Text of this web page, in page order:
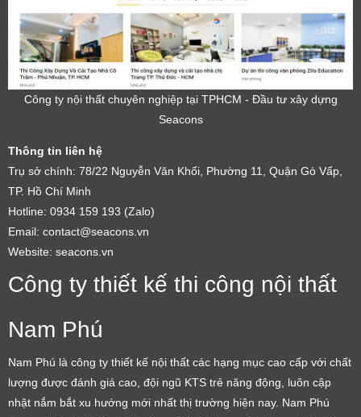
Công ty nội thất chuyên nghiệp tại TPHCM - Đầu tư xây dựng
Seacons
Thông tin liên hệ
Trụ sở chính: 78/22 Nguyễn Văn Khối, Phường 11, Quận Gò Vấp,
TP. Hồ Chí Minh
Hotline: 0934 159 193 (Zalo)
Email: contact@seacons.vn
Website: seacons.vn
Công ty thiết kế thi công nội thất
Nam Phú
Nam Phú là công ty thiết kế nội thất các hạng mục cao cấp với chất
lượng được đánh giá cao, đội ngũ KTS trẻ năng động, luôn cập
nhật nắm bắt xu hướng mới nhất thị trường hiện nay. Nam Phú